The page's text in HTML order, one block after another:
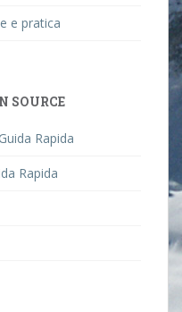
e pratica
SOURCE
Rapida
Rapida